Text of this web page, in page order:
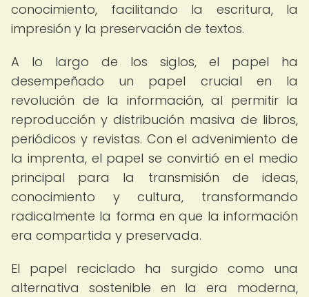
conocimiento, facilitando la escritura, la
impresión y la preservación de textos.
A lo largo de los siglos, el papel ha
desempeñado un papel crucial en la
revolución de la información, al permitir la
reproducción y distribución masiva de libros,
periódicos y revistas. Con el advenimiento de
la imprenta, el papel se convirtió en el medio
principal para la transmisión de ideas,
conocimiento y cultura, transformando
radicalmente la forma en que la información
era compartida y preservada.
El papel reciclado ha surgido como una
alternativa sostenible en la era moderna,